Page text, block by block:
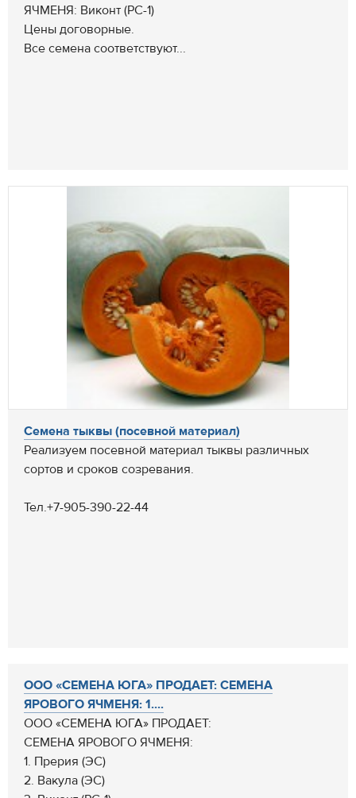
ЯЧМЕНЯ: Виконт (РС-1)
Цены договорные.
Все семена соответствуют...
Семена тыквы (посевной материал)
Реализуем посевной материал тыквы различных
сортов и сроков созревания.
Тел.+7-905-390-22-44
ООО «СЕМЕНА ЮГА» ПРОДАЕТ: СЕМЕНА
ЯРОВОГО ЯЧМЕНЯ: 1....
ООО «СЕМЕНА ЮГА» ПРОДАЕТ:
СЕМЕНА ЯРОВОГО ЯЧМЕНЯ:
1. Прерия (ЭС)
2. Вакула (ЭС)